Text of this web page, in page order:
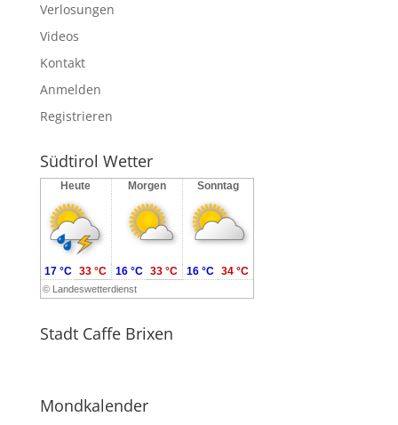
Verlosungen
Videos
Kontakt
Anmelden
Registrieren
Südtirol Wetter
Heute Morgen Sonntag
© Landeswetterdienst
17 °C 33 °C 16 °C 33 °C 16 °C 34 °C
Stadt Caffe Brixen
Mondkalender